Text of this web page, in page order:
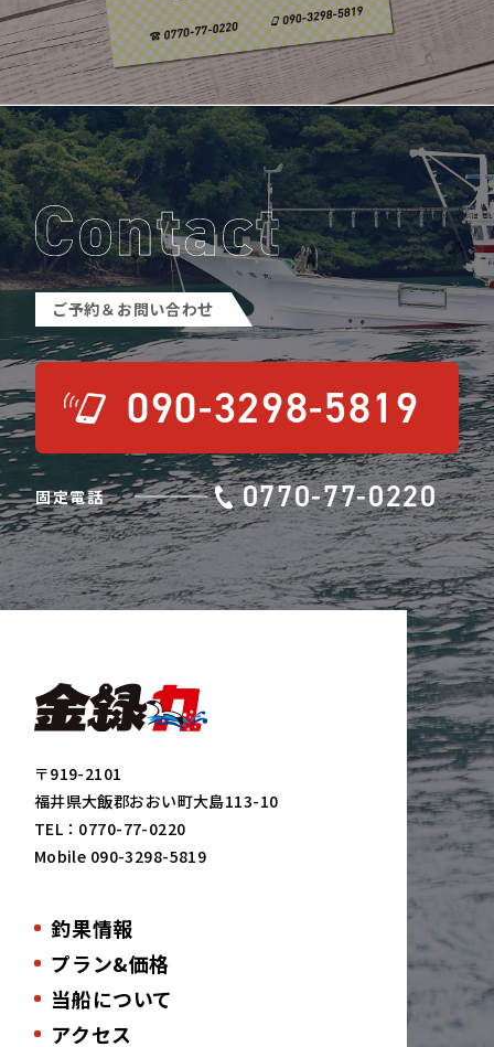
ご予約＆お問い合わせ
090-3298-5819
固定電話 0770-77-0220
〒919-2101
福井県大飯郡おおい町大島113-10
TEL： 0770-77-0220
Mobile 090-3298-5819
釣果情報
プラン&価格
当船について
アクセス